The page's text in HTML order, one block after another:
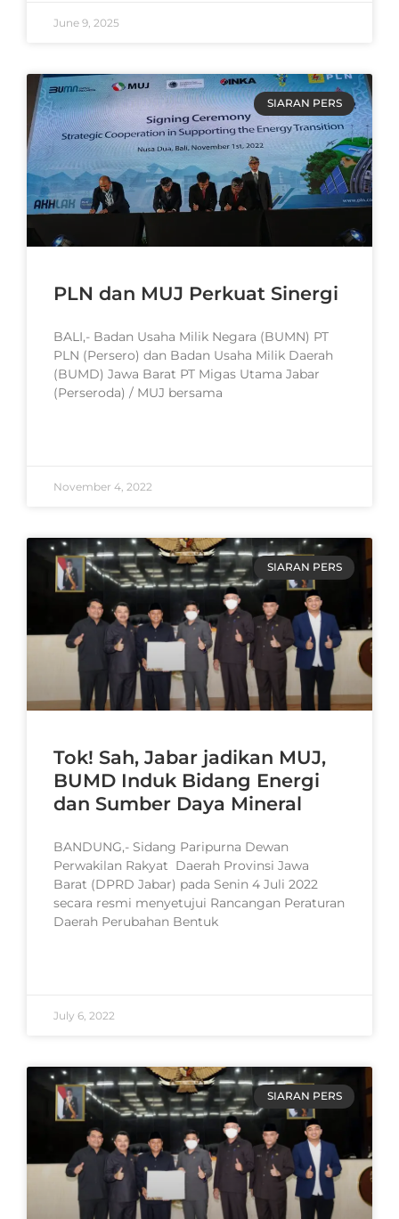
June 9, 2025
SIARAN PERS
PLN dan MUJ Perkuat Sinergi
BALI,- Badan Usaha Milik Negara (BUMN) PT
PLN (Persero) dan Badan Usaha Milik Daerah
(BUMD) Jawa Barat PT Migas Utama Jabar
(Perseroda) / MUJ bersama
November 4, 2022
SIARAN PERS
Tok! Sah, Jabar jadikan MUJ,
BUMD Induk Bidang Energi
dan Sumber Daya Mineral
BANDUNG,- Sidang Paripurna Dewan
Perwakilan Rakyat Daerah Provinsi Jawa
Barat (DPRD Jabar) pada Senin 4 Juli 2022
secara resmi menyetujui Rancangan Peraturan
Daerah Perubahan Bentuk
July 6, 2022
SIARAN PERS